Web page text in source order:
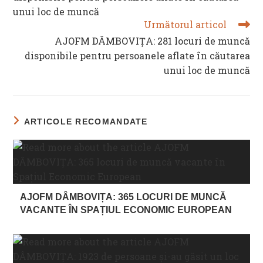
unui loc de muncă
Următorul articol
AJOFM DÂMBOVIȚA: 281 locuri de muncă
disponibile pentru persoanele aflate în căutarea
unui loc de muncă
ARTICOLE RECOMANDATE
AJOFM DÂMBOVIȚA: 365 LOCURI DE MUNCĂ
VACANTE ÎN SPAȚIUL ECONOMIC EUROPEAN